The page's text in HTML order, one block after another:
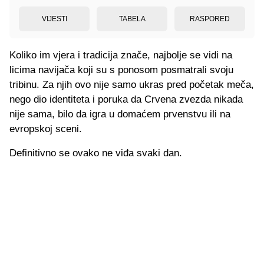
VIJESTI TABELA RASPORED
Koliko im vjera i tradicija znače, najbolje se vidi na
licima navijača koji su s ponosom posmatrali svoju
tribinu. Za njih ovo nije samo ukras pred početak meča,
nego dio identiteta i poruka da Crvena zvezda nikada
nije sama, bilo da igra u domaćem prvenstvu ili na
evropskoj sceni.
Definitivno se ovako ne viđa svaki dan.